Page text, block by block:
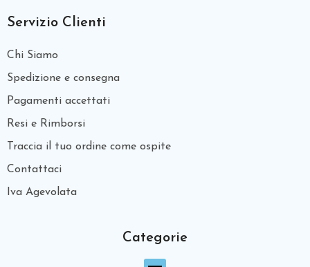
Servizio Clienti
Chi Siamo
Spedizione e consegna
Pagamenti accettati
Resi e Rimborsi
Traccia il tuo ordine come ospite
Contattaci
Iva Agevolata
Categorie